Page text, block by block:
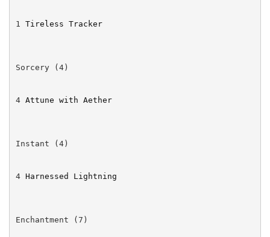
1 Tireless Tracker
4 Attune with Aether
4 Harnessed Lightning